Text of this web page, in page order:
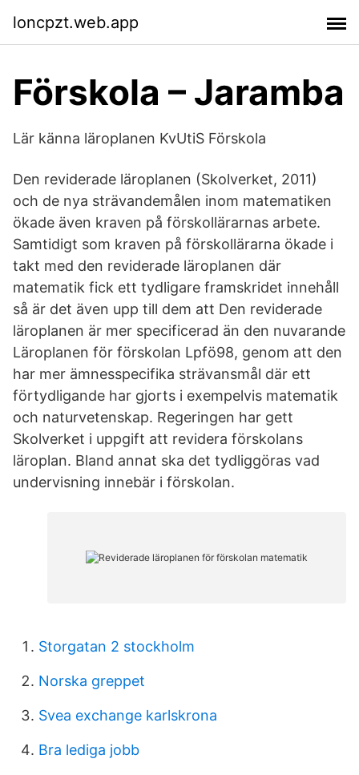
loncpzt.web.app
Förskola – Jaramba
Lär känna läroplanen KvUtiS Förskola
Den reviderade läroplanen (Skolverket, 2011)
och de nya strävandemålen inom matematiken
ökade även kraven på förskollärarnas arbete.
Samtidigt som kraven på förskollärarna ökade i
takt med den reviderade läroplanen där
matematik fick ett tydligare framskridet innehåll
så är det även upp till dem att Den reviderade
läroplanen är mer specificerad än den nuvarande
Läroplanen för förskolan Lpfö98, genom att den
har mer ämnesspecifika strävansmål där ett
förtydligande har gjorts i exempelvis matematik
och naturvetenskap. Regeringen har gett
Skolverket i uppgift att revidera förskolans
läroplan. Bland annat ska det tydliggöras vad
undervisning innebär i förskolan.
Storgatan 2 stockholm
Norska greppet
Svea exchange karlskrona
Bra lediga jobb